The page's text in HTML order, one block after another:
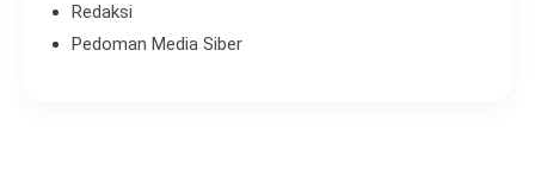
Redaksi
Pedoman Media Siber